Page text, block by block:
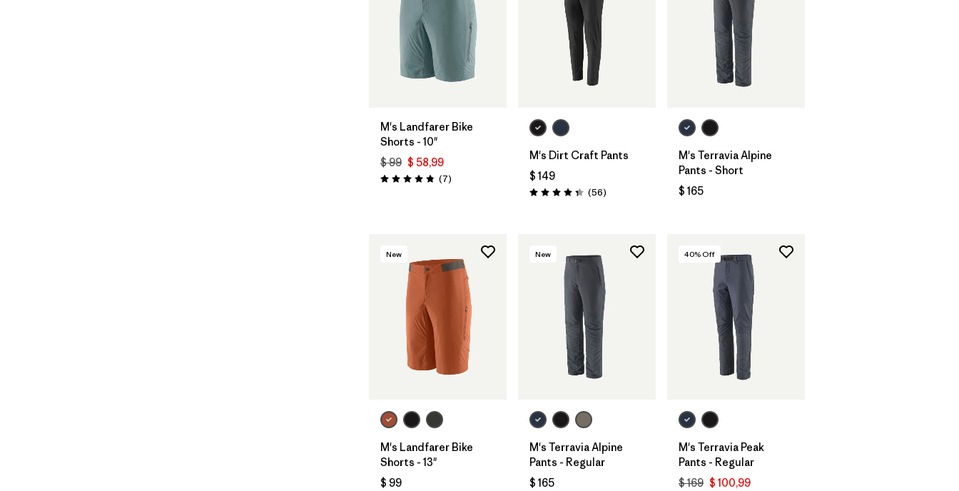
M's Landfarer Bike
Shorts - 10"
$ 99 $ 58,99
Valoración: 4.9 / 5
(7Comentarios
)
M's Dirt Craft Pants
$ 149
Valoración: 4.3 / 5
(56Comentarios
)
M's Terravia Alpine
Pants - Short
$ 165
New
M's Landfarer Bike
Shorts - 13"
$ 99
New
M's Terravia Alpine
Pants - Regular
$ 165
40% Off
M's Terravia Peak
Pants - Regular
$ 169 $ 100,99